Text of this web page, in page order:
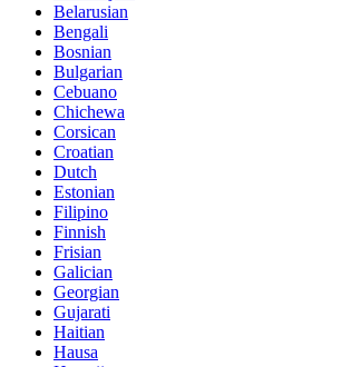
Belarusian
Bengali
Bosnian
Bulgarian
Cebuano
Chichewa
Corsican
Croatian
Dutch
Estonian
Filipino
Finnish
Frisian
Galician
Georgian
Gujarati
Haitian
Hausa